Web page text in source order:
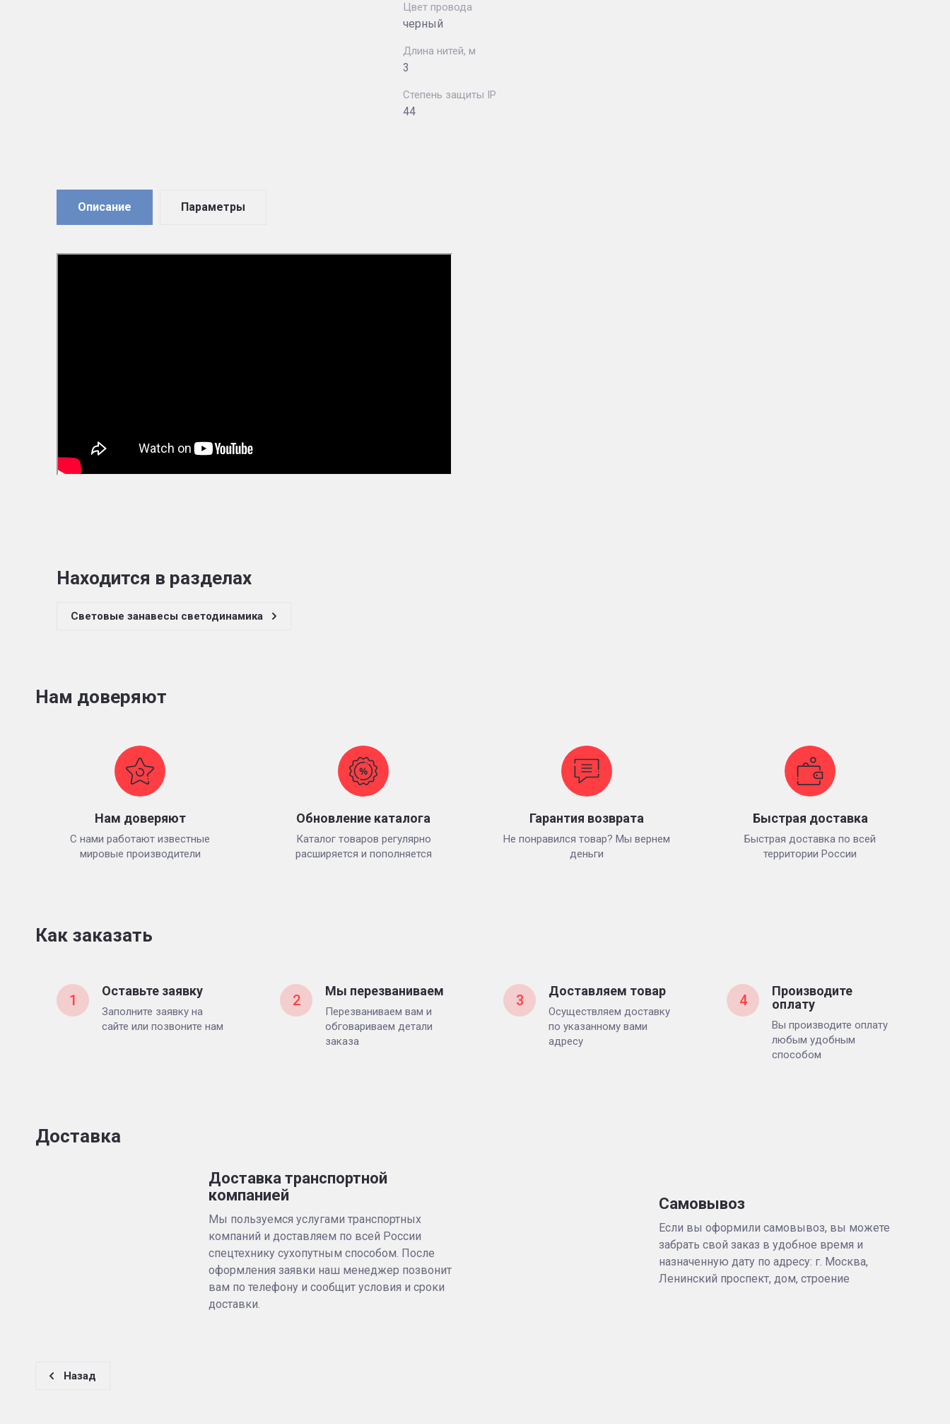
Цвет провода
черный
Длина нитей, м
3
Степень защиты IP
44
Описание Параметры
Находится в разделах
Световые занавесы светодинамика
Нам доверяют
Нам доверяют
С нами работают известные
мировые производители
Обновление каталога
Каталог товаров регулярно
расширяется и пополняется
Гарантия возврата
Не понравился товар? Мы вернем
деньги
Быстрая доставка
Быстрая доставка по всей
территории России
Как заказать
1
Оставьте заявку
Заполните заявку на
сайте или позвоните нам
2
Мы перезваниваем
Перезваниваем вам и
обговариваем детали
заказа
3
Доставляем товар
Осуществляем доставку
по указанному вами
адресу
4
Производите
оплату
Вы производите оплату
любым удобным
способом
Доставка
Доставка транспортной
компанией
Мы пользуемся услугами транспортных
компаний и доставляем по всей России
спецтехнику сухопутным способом. После
оформления заявки наш менеджер позвонит
вам по телефону и сообщит условия и сроки
доставки.
Самовывоз
Если вы оформили самовывоз, вы можете
забрать свой заказ в удобное время и
назначенную дату по адресу: г. Москва,
Ленинский проспект, дом, строение
Назад